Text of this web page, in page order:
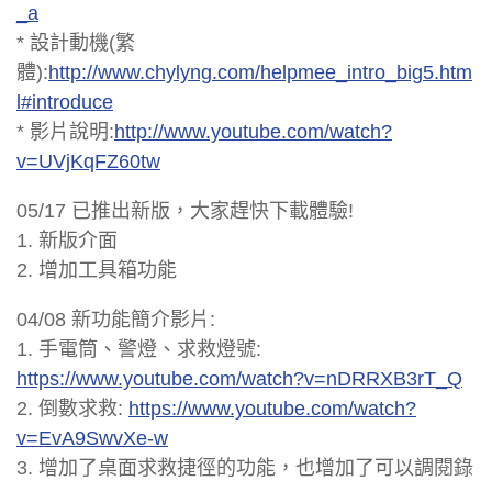
_a
* 設計動機(繁
體):http://www.chylyng.com/helpmee_intro_big5.htm
l#introduce
* 影片說明:http://www.youtube.com/watch?
v=UVjKqFZ60tw
05/17 已推出新版，大家趕快下載體驗!
1. 新版介面
2. 增加工具箱功能
04/08 新功能簡介影片:
1. 手電筒、警燈、求救燈號:
https://www.youtube.com/watch?v=nDRRXB3rT_Q
2. 倒數求救: https://www.youtube.com/watch?
v=EvA9SwvXe-w
3. 增加了桌面求救捷徑的功能，也增加了可以調閱錄